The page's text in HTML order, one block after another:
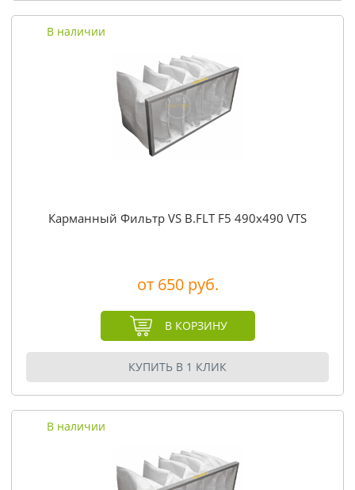
В наличии
Карманный Фильтр VS B.FLT F5 490x490 VTS
от 650 руб.
В КОРЗИНУ
КУПИТЬ В 1 КЛИК
В наличии